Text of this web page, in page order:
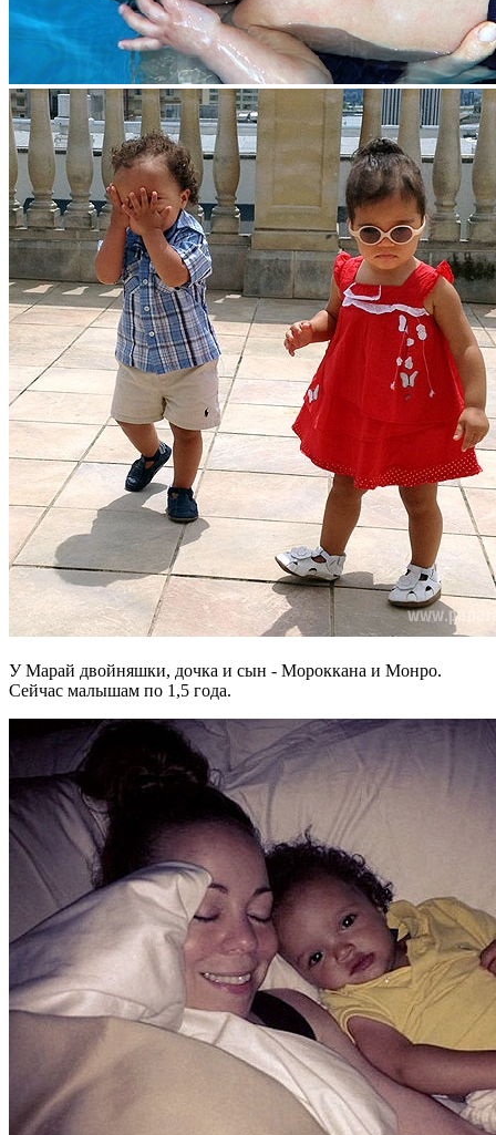
У Марай двойняшки, дочка и сын - Мороккана и Монро.
Сейчас малышам по 1,5 года.